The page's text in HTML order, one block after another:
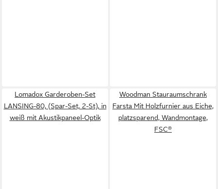
Lomadox Garderoben-Set
LANSING-80, (Spar-Set, 2-St), in
weiß mit Akustikpaneel-Optik
Woodman Stauraumschrank
Farsta Mit Holzfurnier aus Eiche,
platzsparend, Wandmontage,
FSC®